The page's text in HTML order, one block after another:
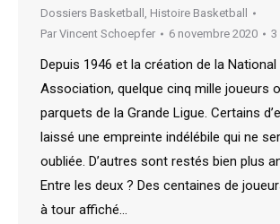
Dossiers Basketball , Histoire Basketball
Par Vincent Schoepfer 6 novembre 2020 3
Depuis 1946 et la création de la National
Association, quelque cinq mille joueurs
parquets de la Grande Ligue. Certains
laissé une empreinte indélébile qui ne
oubliée. D’autres sont restés bien plus
Entre les deux ? Des centaines de
à tour affiché…